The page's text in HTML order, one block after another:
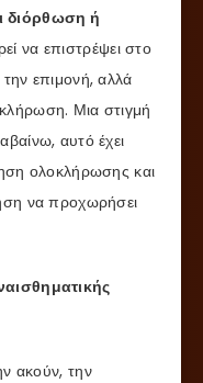
διόρθωση ή
να επιστρέψει στο
επιμονή, αλλά
Μια στιγμή
αυτό έχει
ολοκλήρωσης και
να προχωρήσει
ακούν, την